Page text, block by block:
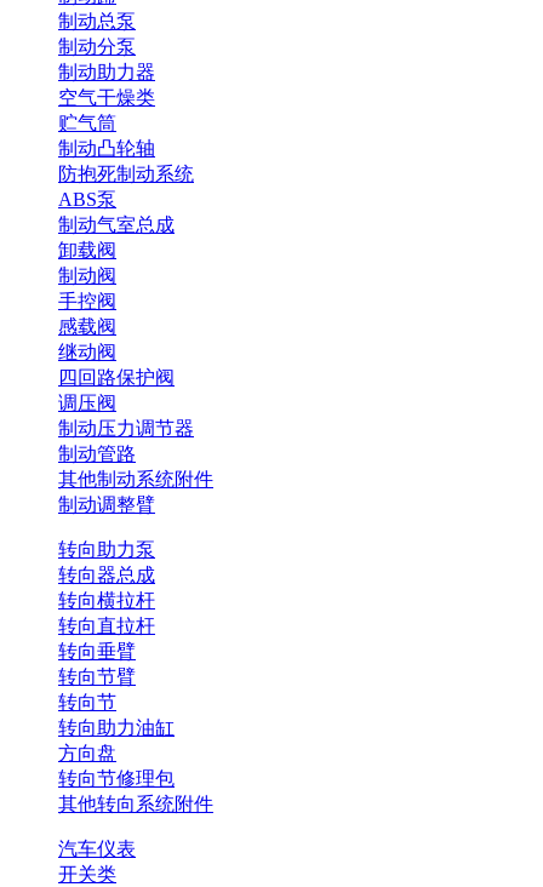
制动总泵
制动分泵
制动助力器
空气干燥类
贮气筒
制动凸轮轴
防抱死制动系统
ABS泵
制动气室总成
卸载阀
制动阀
手控阀
感载阀
继动阀
四回路保护阀
调压阀
制动压力调节器
制动管路
其他制动系统附件
制动调整臂
转向助力泵
转向器总成
转向横拉杆
转向直拉杆
转向垂臂
转向节臂
转向节
转向助力油缸
方向盘
转向节修理包
其他转向系统附件
汽车仪表
开关类